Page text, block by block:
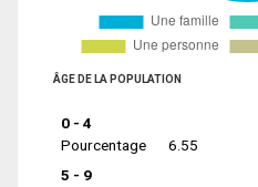
ÂGE DE LA POPULATION
0 - 4
Pourcentage
6.55
5 - 9